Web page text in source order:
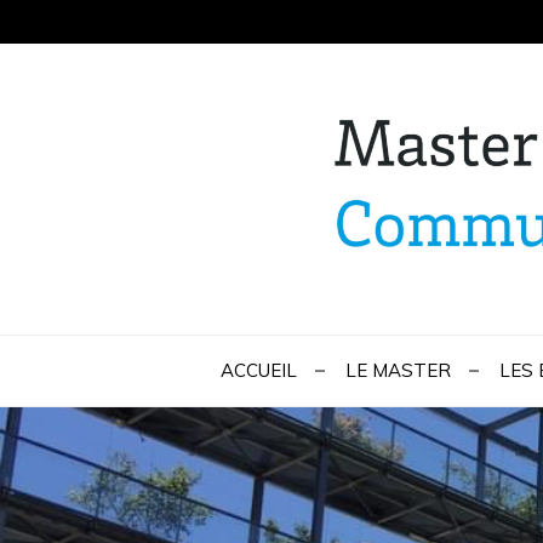
to
Master
ACCUEIL LE MASTER LES